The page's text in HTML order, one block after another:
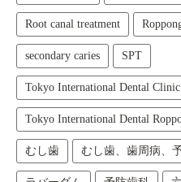
Root canal treatment
secondary caries SPT
Tokyo International Dental
Tokyo International Dental
むし歯 むし歯、歯周病、